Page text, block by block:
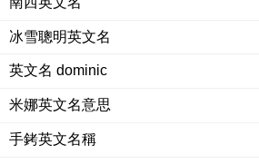
冰雪聰明英文名
英文名 dominic
米娜英文名意思
手銬英文名稱